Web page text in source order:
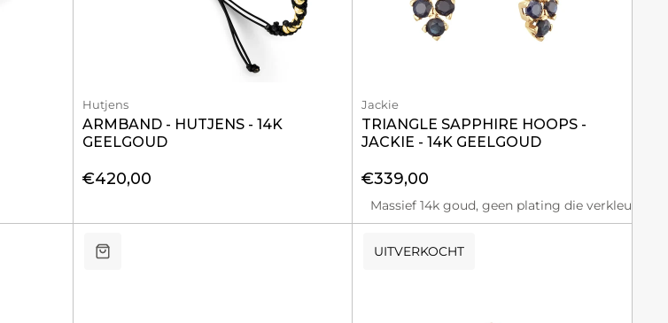
Hutjens
ARMBAND - HUTJENS - 14K
GEELGOUD
€420,00
Jackie
TRIANGLE SAPPHIRE HOOPS -
JACKIE - 14K GEELGOUD
€339,00
Massief 14k goud, geen plating die verkleurt
UITVERKOCHT